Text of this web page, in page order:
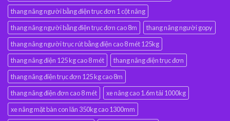
thang nâng người bằng điện trục đơn 1 cột nâng
thang nâng người bằng điện trục đơn cao 8m
thang nâng người gopy
thang nâng người trục rút bằng điện cao 8 mét 125kg
thang nâng điện 125 kg cao 8 mét
thang nâng điện trục đơn
thang nâng điện trục đơn 125 kg cao 8m
thang nâng điện đơn cao 8 mét
xe nâng cao 1.6m tải 1000kg
xe nâng mặt bàn con lăn 350kg cao 1300mm